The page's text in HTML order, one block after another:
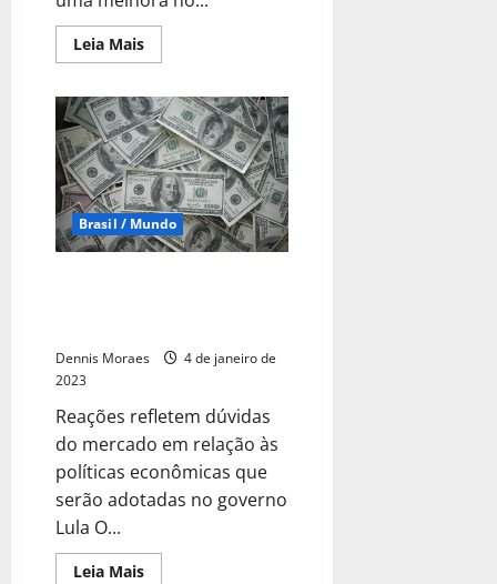
Leia Mais
Brasil / Mundo
Dennis Moraes
4 de janeiro de
2023
Reações refletem dúvidas
do mercado em relação às
políticas econômicas que
serão adotadas no governo
Lula O...
Leia Mais